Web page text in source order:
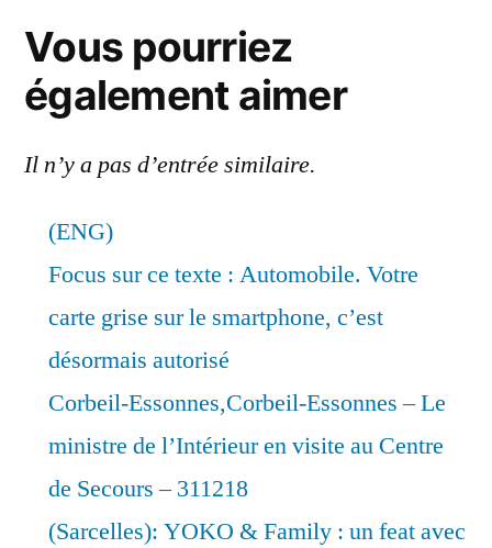
Vous pourriez
également aimer
Il n’y a pas d’entrée similaire.
(ENG)
Focus sur ce texte : Automobile. Votre
carte grise sur le smartphone, c’est
désormais autorisé
Corbeil-Essonnes,Corbeil-Essonnes – Le
ministre de l’Intérieur en visite au Centre
de Secours – 311218
(Sarcelles): YOKO & Family : un feat avec